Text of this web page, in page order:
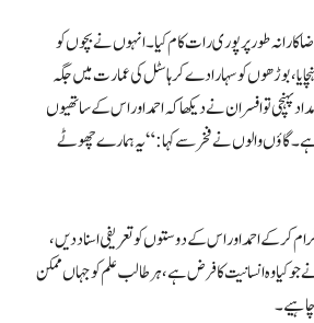
طور پر پوری رات کام کیا۔ انہوں نے بچوں کو
بوڑھوں کو سہارا دے کر ہاسٹل کی عمارت میں جگہ
تو افسران نے دیکھا کہ احمد اور اس کے ساتھیوں
گاؤں والوں نے فخر سے کہا: “یہ ہمارے چھوٹے
کر کے احمد اور اس کے دوستوں کو تعریفی اسناد دیں،
کیا وہ انسانیت کا فرض ہے، ہر طالب علم کو جہاں ممکن